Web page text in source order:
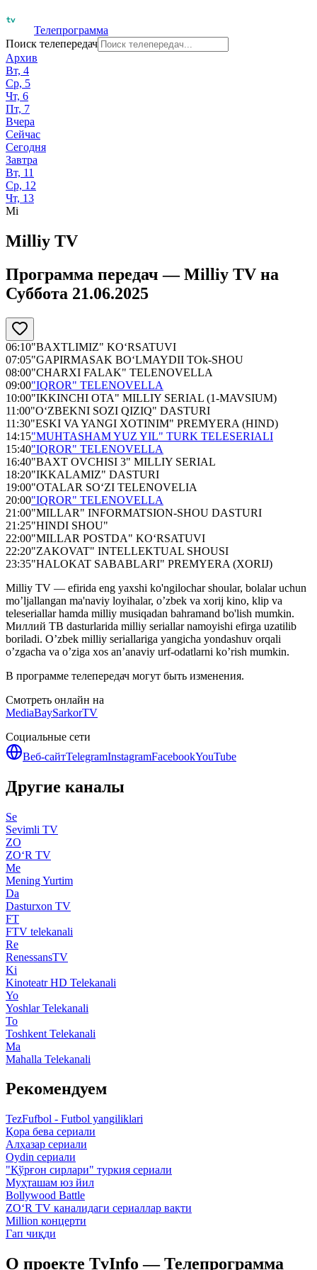
Телепрограмма
Поиск телепередач
Архив
Вт, 4
Ср, 5
Чт, 6
Пт, 7
Вчера
Сейчас
Сегодня
Завтра
Вт, 11
Ср, 12
Чт, 13
Mi
Milliy TV
Программа передач —Milliy TV на
Суббота 21.06.2025
06:10"BAXTLIMIZ" KO‘RSATUVI
07:05"GAPIRMASAK BO‘LMAYDII TOk-SHOU
08:00"CHARXI FALAK" TELENOVELLA
09:00"IQROR" TELENOVELLA
10:00"IKKINCHI OTA" MILLIY SERIAL (1-MAVSIUM)
11:00"O‘ZBEKNI SOZI QIZIQ" DASTURI
11:30"ESKI VA YANGI XOTINIM" PREMYERA (HIND)
14:15"MUHTASHAM YUZ YIL" TURK TELESERIALI
15:40"IQROR" TELENOVELLA
16:40"BAXT OVCHISI 3" MILLIY SERIAL
18:20"IKKALAMIZ" DASTURI
19:00"OTALAR SO‘ZI TELENOVELIA
20:00"IQROR" TELENOVELLA
21:00"MILLAR" INFORMATSION-SHOU DASTURI
21:25"HINDI SHOU"
22:00"MILLAR POSTDA" KO‘RSATUVI
22:20"ZAKOVAT" INTELLEKTUAL SHOUSI
23:35"HALOKAT SABABLARI" PREMYERA (XORIJ)
Milliy TV — efirida eng yaxshi ko'ngilochar shoular, bolalar uchun
mo’ljallangan ma'naviy loyihalar, o’zbek va xorij kino, klip va
teleseriallar hamda milliy musiqadan bahramand bo'lish mumkin.
Миллий ТВ dasturlarida milliy seriallar namoyishi efirga uzatilib
boriladi. O’zbek milliy seriallariga yangicha yondashuv orqali
o’zgacha va o’ziga xos an’anaviy urf-odatlarni ko’rish mumkin.
В программе телепередач могут быть изменения.
Смотреть онлайн на
MediaBaySarkorTV
Социальные сети
Веб-сайтTelegramInstagramFacebookYouTube
Другие каналы
Se
Sevimli TV
ZO
ZO‘R TV
Me
Mening Yurtim
Da
Dasturxon TV
FT
FTV telekanali
Re
RenessansTV
Ki
Kinoteatr HD Telekanali
Yo
Yoshlar Telekanali
To
Toshkent Telekanali
Ma
Mahalla Telekanali
Рекомендуем
TezFufbol - Futbol yangiliklari
Қора бева сериали
Алҳазар сериали
Oydin сериали
"Қўрғон сирлари" туркия сериали
Муҳташам юз йил
Bollywood Battle
ZO‘R TV каналидаги сериаллар вақти
Million концерти
Гап чиқди
О проекте TvInfo — Телепрограмма